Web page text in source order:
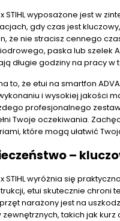
STIHL wyposażone jest w
gdy czas jest
że nie stracisz cennego
paska lub szelek
długie godziny na pracy w
to, że etui na smartfon
i wysokiej jakości
profesjonalnego
Twoje oczekiwania.
które mogą ułatwić
–
STIHL wyróżnia się
etui skutecznie
narażony jest na
zewnętrznych, takich jak